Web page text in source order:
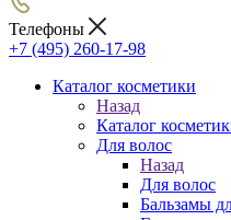
Телефоны
+7 (495) 260-17-98
Каталог косметики
Назад
Каталог
Для волос
Назад
Для волос
Бальзамы